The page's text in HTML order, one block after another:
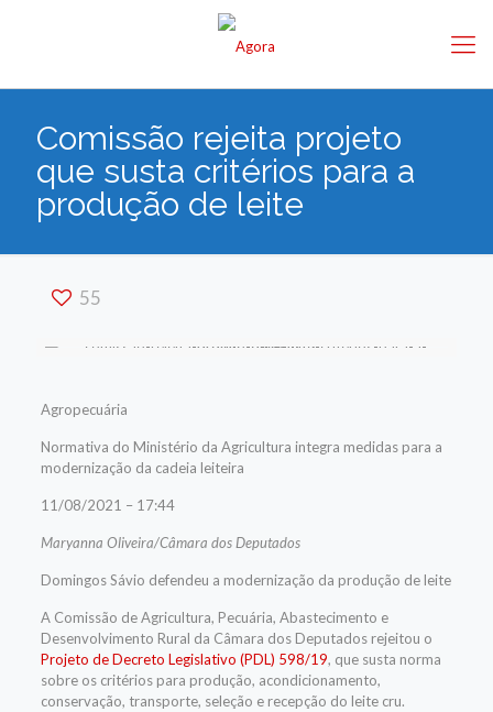
Comissão rejeita projeto
que susta critérios para a
produção de leite
55
Agropecuária
Normativa do Ministério da Agricultura integra medidas para a
modernização da cadeia leiteira
11/08/2021 – 17:44
Maryanna Oliveira/Câmara dos Deputados
Domingos Sávio defendeu a modernização da produção de leite
A Comissão de Agricultura, Pecuária, Abastecimento e
Desenvolvimento Rural da Câmara dos Deputados rejeitou o
Projeto de Decreto Legislativo (PDL) 598/19, que susta norma
sobre os critérios para produção, acondicionamento,
conservação, transporte, seleção e recepção do leite cru.